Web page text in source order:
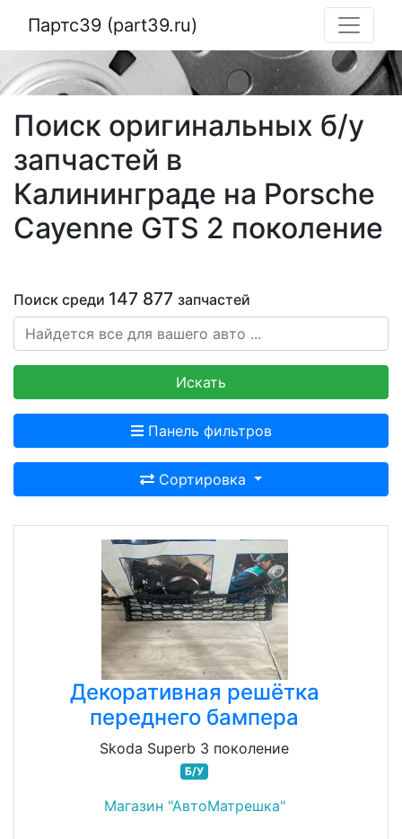
Партс39 (part39.ru)
Поиск оригинальных б/у
запчастей в
Калининграде на Porsche
Cayenne GTS 2 поколение
Поиск среди 147 877 запчастей
Искать
Панель фильтров
Сортировка
Декоративная решётка
переднего бампера
Skoda Superb 3 поколение
Б/У
Магазин "АвтоМатрешка"